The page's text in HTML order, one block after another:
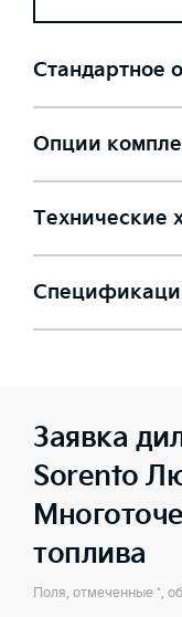
Стандартное
Опции
Технические
Заявка
Sorento
топлива
Поля, отмеченные *,